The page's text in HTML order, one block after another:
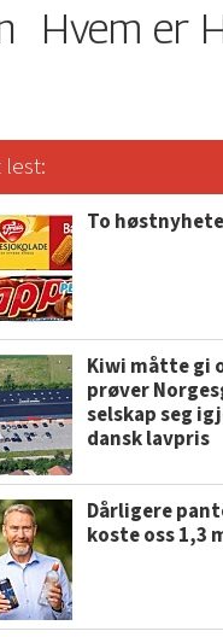
Hvem er
lest:
To
Kiwi måtte gi
prøver
selskap seg
dansk lavpris
Dårligere
koste oss 1,3